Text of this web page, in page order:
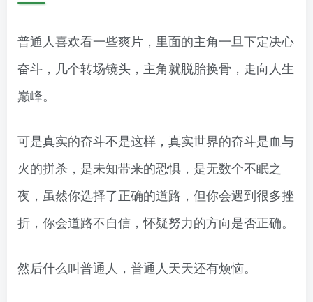
普通人喜欢看一些爽片，里面的主角一旦下定决心
奋斗，几个转场镜头，主角就脱胎换骨，走向人生
巅峰。
可是真实的奋斗不是这样，真实世界的奋斗是血与
火的拼杀，是未知带来的恐惧，是无数个不眠之
夜，虽然你选择了正确的道路，但你会遇到很多挫
折，你会道路不自信，怀疑努力的方向是否正确。
然后什么叫普通人，普通人天天还有烦恼。